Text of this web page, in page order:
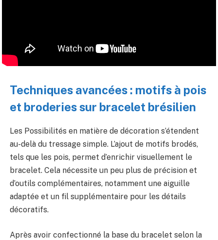
Techniques avancées : motifs à pois
et broderies sur bracelet brésilien
Les Possibilités en matière de décoration s’étendent
au-delà du tressage simple. L’ajout de motifs brodés,
tels que les pois, permet d’enrichir visuellement le
bracelet. Cela nécessite un peu plus de précision et
d’outils complémentaires, notamment une aiguille
adaptée et un fil supplémentaire pour les détails
décoratifs.
Après avoir confectionné la base du bracelet selon la